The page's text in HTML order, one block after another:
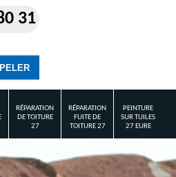
31
RÉPARATION
DE TOITURE
27
RÉPARATION
FUITE DE
TOITURE 27
PEINTURE
SUR TUILES
27 EURE